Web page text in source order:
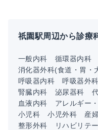
祇園駅周辺から診療
一般内科 循環器内科
消化器外科(食道・胃・
呼吸器内科
呼吸器外科
腎臓内科
泌尿器科
血液内科
アレルギー
小児科
小児外科 産
整形外科
リハビリテ